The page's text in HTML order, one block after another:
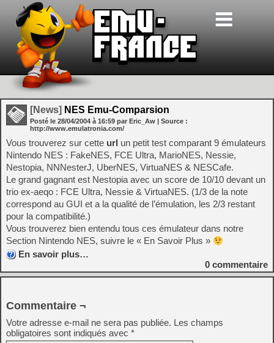
[News] NES Emu-Comparsion
Posté le 28/04/2004 à 16:59 par Eric_Aw | Source :
http://www.emulatronia.com/
Vous trouverez sur cette url un petit test comparant 9 émulateurs
Nintendo NES : FakeNES, FCE Ultra, MarioNES, Nessie,
Nestopia, NNNesterJ, UberNES, VirtuaNES & NESCafe.
Le grand gagnant est Nestopia avec un score de 10/10 devant un
trio ex-aeqo : FCE Ultra, Nessie & VirtuaNES. (1/3 de la note
correspond au GUI et a la qualité de l’émulation, les 2/3 restant
pour la compatibilité.)
Vous trouverez bien entendu tous ces émulateur dans notre
Section Nintendo NES, suivre le « En Savoir Plus »
En savoir plus…
0 commentaire
Commentaire ¬
Votre adresse e-mail ne sera pas publiée. Les champs
obligatoires sont indiqués avec *